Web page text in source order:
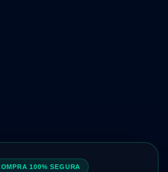
100% SEGURA